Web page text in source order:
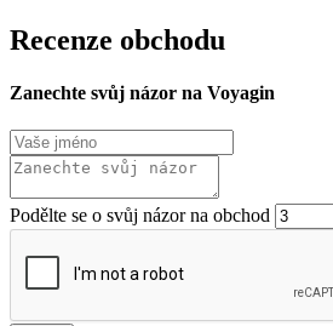
Recenze obchodu
Zanechte svůj názor na Voyagin
Podělte se o svůj názor na obchod